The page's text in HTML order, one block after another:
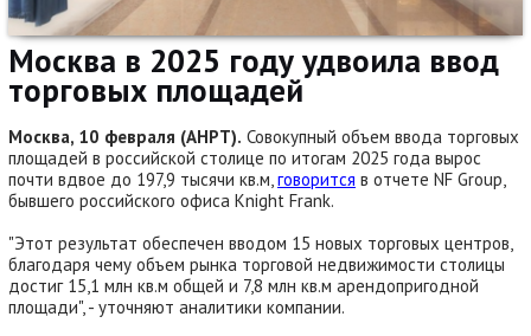
Москва в 2025 году удвоила ввод
торговых площадей
Москва, 10 февраля (АНРТ). Совокупный объем ввода торговых
площадей в российской столице по итогам 2025 года вырос
почти вдвое до 197,9 тысячи кв.м,говорится в отчете NF Group,
бывшего российского офиса Knight Frank.
"Этот результат обеспечен вводом 15 новых торговых центров,
благодаря чему объем рынка торговой недвижимости столицы
достиг 15,1 млн кв.м общей и 7,8 млн кв.м арендопригодной
площади", - уточняют аналитики компании.